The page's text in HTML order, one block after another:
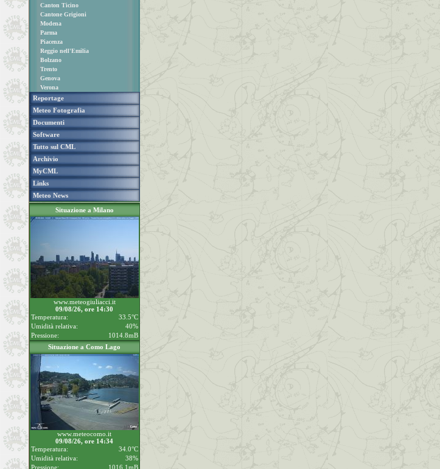
Canton Ticino
Cantone Grigioni
Modena
Parma
Piacenza
Reggio nell'Emilia
Bolzano
Trento
Genova
Verona
Reportage
Meteo Fotografia
Documenti
Software
Tutto sul CML
Archivio
MyCML
Links
Meteo News
Situazione a Milano
www.meteogiuliacci.it
09/08/26, ore 14:30
Temperatura:
33.5°C
Umidità relativa:
40%
Pressione:
1014.8mB
Situazione a Como Lago
www.meteocomo.it
09/08/26, ore 14:34
Temperatura:
34.0°C
Umidità relativa:
38%
Pressione:
1016.1mB